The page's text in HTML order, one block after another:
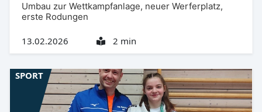
Umbau zur Wettkampfanlage, neuer Werferplatz,
erste Rodungen
13.02.2026 2 min
SPORT